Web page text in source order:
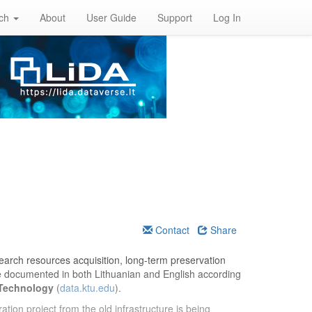
About User Guide Support Log In
Contact Share
resources acquisition, long-term preservation
in both Lithuanian and English according
(data.ktu.edu).
project from the old infrastructure is being